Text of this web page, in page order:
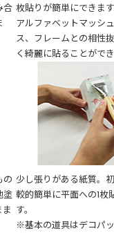
合 枚貼りが簡単にできます
アルファベットマッシ
ス、フレームとの相性
く綺麗に貼ることができ
の
塗
少し張りがある紙質。
較的簡単に平面への1枚
す。
※基本の道具はデコパ